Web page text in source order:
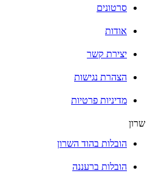
סרטונים
אודות
יצירת קשר
הצהרת נגישות
מדיניות פרטיות
שרון
הובלות בהוד השרון
הובלות ברעננה